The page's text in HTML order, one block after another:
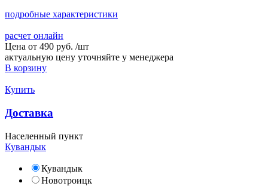
подробные характеристики
расчет онлайн
Цена от 490 руб. /шт
актуальную цену уточняйте у менеджера
В корзину
Купить
Доставка
Населенный пункт
Кувандык
Кувандык
Новотроицк